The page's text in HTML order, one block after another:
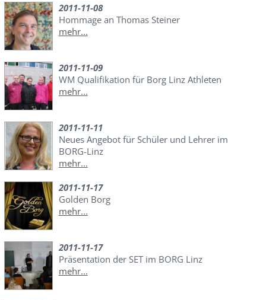
2011-11-08
Hommage an Thomas Steiner
mehr...
2011-11-09
WM Qualifikation für Borg Linz Athleten
mehr...
2011-11-11
Neues Angebot für Schüler und Lehrer im
BORG-Linz
mehr...
2011-11-17
Golden Borg
mehr...
2011-11-17
Präsentation der SET im BORG Linz
mehr...